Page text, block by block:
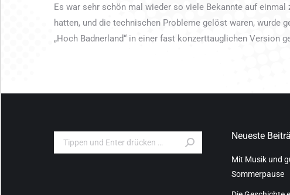
Es war sehr schön mal wieder so viele Bekannte auf
hatten, und die technischen Probleme gelöst waren, wurde
„Hoch Badnerland“ in einer fast konzerttauglichen Version
Search: Neueste
Mit Musik und
Sommerpause